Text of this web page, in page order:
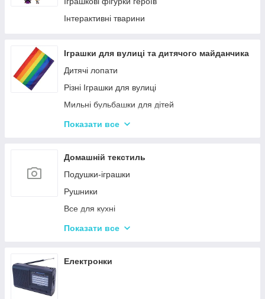
Інтерактивні тварини
Іграшки для вулиці та дитячого майданчика
Дитячі лопати
Різні Іграшки для вулиці
Мильні бульбашки для дітей
Гойдалки для дітей
Гірки для дитячого майданчика
Зимові іграшки для вулиці
Повітряні змії
Показати все
Домашній текстиль
Подушки-іграшки
Рушники
Все для кухні
Подушки для спини
Показати все
Електронки